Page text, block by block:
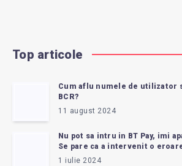
Top articole
Cum aflu numele de utilizator
BCR?
11 august 2024
Nu pot sa intru in BT Pay, imi
Se pare ca a intervenit o
1 iulie 2024